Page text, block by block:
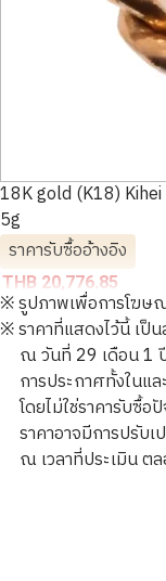
18K gold (K18) Kihei
5g
ราคารับซื้ออ้างอิง
THB 20,776.85
※ รูปภาพเพื่อการโฆษ
※ ราคาที่แสดงไว้นี้ เป็
ณ วันที่ 29 เดือน 1
การประกาศทั้งใน
โดยไม่ใช่ราคารับซื้อ
ราคาอาจมีการปรับ
ณ เวลาที่ประเมิน